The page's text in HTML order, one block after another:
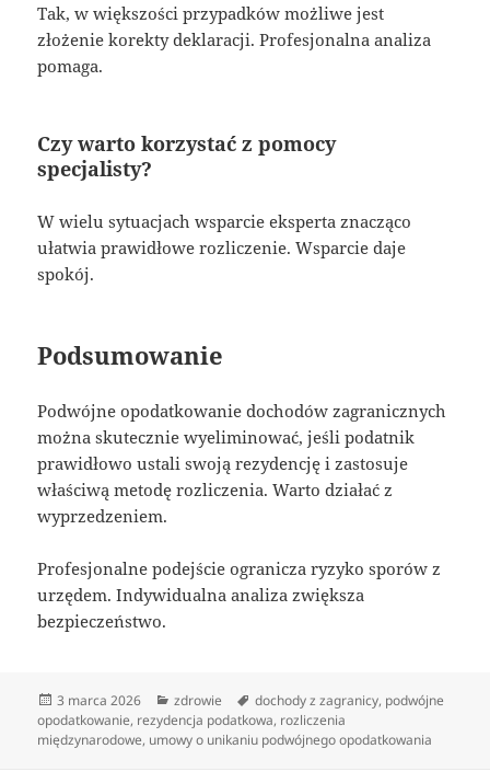
Tak, w większości przypadków możliwe jest
złożenie korekty deklaracji. Profesjonalna analiza
pomaga.
Czy warto korzystać z pomocy
specjalisty?
W wielu sytuacjach wsparcie eksperta znacząco
ułatwia prawidłowe rozliczenie. Wsparcie daje
spokój.
Podsumowanie
Podwójne opodatkowanie dochodów zagranicznych
można skutecznie wyeliminować, jeśli podatnik
prawidłowo ustali swoją rezydencję i zastosuje
właściwą metodę rozliczenia. Warto działać z
wyprzedzeniem.
Profesjonalne podejście ogranicza ryzyko sporów z
urzędem. Indywidualna analiza zwiększa
bezpieczeństwo.
Data
publikacji
3 marca 2026 Kategorie
zdrowie Tagi
dochody z zagranicy, podwójne
opodatkowanie, rezydencja podatkowa, rozliczenia
międzynarodowe, umowy o unikaniu podwójnego opodatkowania